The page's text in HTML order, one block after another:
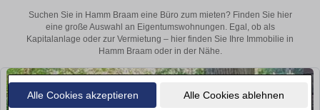
Alle Cookies akzeptieren Alle Cookies ablehnen
Suchen Sie in Hamm Braam eine Büro zum mieten? Finden Sie hier
eine große Auswahl an Eigentumswohnungen. Egal, ob als
Kapitalanlage oder zur Vermietung – hier finden Sie Ihre Immobilie in
Hamm Braam oder in der Nähe.